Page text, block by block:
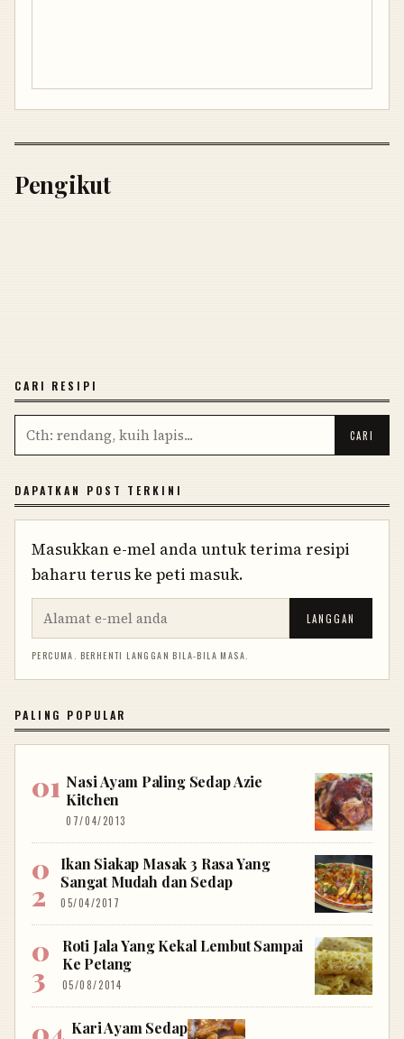
Pengikut
CARI RESIPI
DAPATKAN POST TERKINI
Masukkan e-mel anda untuk terima resipi
baharu terus ke peti masuk.
LANGGAN
PERCUMA. BERHENTI LANGGAN BILA-BILA MASA.
PALING POPULAR
Nasi Ayam Paling Sedap Azie
Kitchen
07/04/2013
Ikan Siakap Masak 3 Rasa Yang
Sangat Mudah dan Sedap
05/04/2017
Roti Jala Yang Kekal Lembut Sampai
Ke Petang
05/08/2014
Kari Ayam Sedap